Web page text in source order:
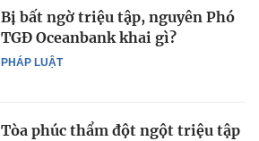
PHÁP LUẬT
Bị bất ngờ triệu tập, nguyên Phó
TGĐ Oceanbank khai gì?
Tòa phúc thẩm đột ngột triệu tập